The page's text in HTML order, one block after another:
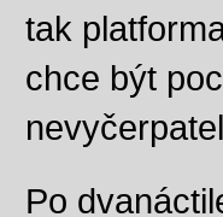
tak
chce být
Po